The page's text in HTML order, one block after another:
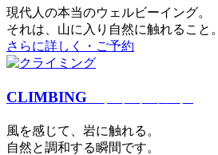
現代⼈の本当のウェルビーイング。
それは、⼭に⼊り⾃然に触れること。
さらに詳しく・ご予約
CLIMBING
⾵を感じて、岩に触れる。
⾃然と調和する瞬間です。